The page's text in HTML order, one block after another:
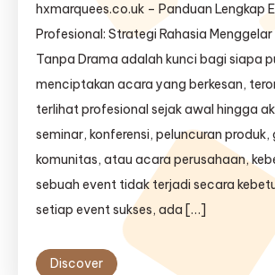
hxmarquees.co.uk – Panduan Lengkap
Profesional: Strategi Rahasia
Tanpa Drama adalah kunci bagi siapa
menciptakan acara yang berkesan,
terlihat profesional sejak awal hingga
seminar, konferensi, peluncuran produk,
komunitas, atau acara perusahaan,
sebuah event tidak terjadi secara
setiap event sukses, ada […]
Discover